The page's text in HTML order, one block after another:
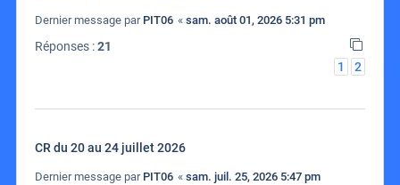
Dernier message par PIT06 « sam. août 01, 2026 5:31 pm
Réponses :21
1
2
CR du 20 au 24 juillet 2026
Dernier message par PIT06 « sam. juil. 25, 2026 5:47 pm